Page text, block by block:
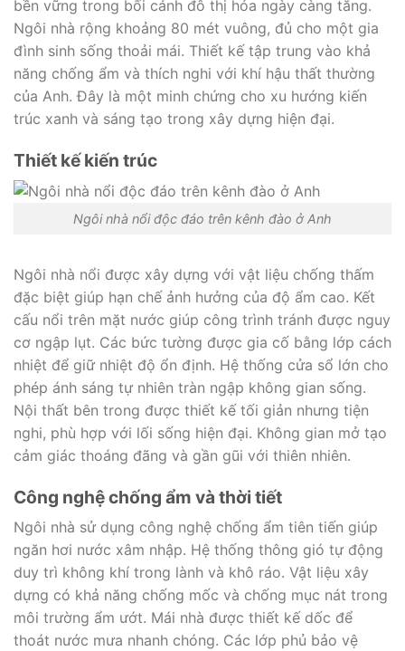
bền vững trong bối cảnh đô thị hóa ngày càng tăng.
Ngôi nhà rộng khoảng 80 mét vuông, đủ cho một gia
đình sinh sống thoải mái. Thiết kế tập trung vào khả
năng chống ẩm và thích nghi với khí hậu thất thường
của Anh. Đây là một minh chứng cho xu hướng kiến
trúc xanh và sáng tạo trong xây dựng hiện đại.
Thiết kế kiến trúc
Ngôi nhà nổi độc đáo trên kênh đào ở Anh
Ngôi nhà nổi được xây dựng với vật liệu chống thấm
đặc biệt giúp hạn chế ảnh hưởng của độ ẩm cao. Kết
cấu nổi trên mặt nước giúp công trình tránh được nguy
cơ ngập lụt. Các bức tường được gia cố bằng lớp cách
nhiệt để giữ nhiệt độ ổn định. Hệ thống cửa sổ lớn cho
phép ánh sáng tự nhiên tràn ngập không gian sống.
Nội thất bên trong được thiết kế tối giản nhưng tiện
nghi, phù hợp với lối sống hiện đại. Không gian mở tạo
cảm giác thoáng đãng và gần gũi với thiên nhiên.
Công nghệ chống ẩm và thời tiết
Ngôi nhà sử dụng công nghệ chống ẩm tiên tiến giúp
ngăn hơi nước xâm nhập. Hệ thống thông gió tự động
duy trì không khí trong lành và khô ráo. Vật liệu xây
dựng có khả năng chống mốc và chống mục nát trong
môi trường ẩm ướt. Mái nhà được thiết kế dốc để
thoát nước mưa nhanh chóng. Các lớp phủ bảo vệ